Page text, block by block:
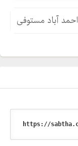
احمد آباد مستوفی